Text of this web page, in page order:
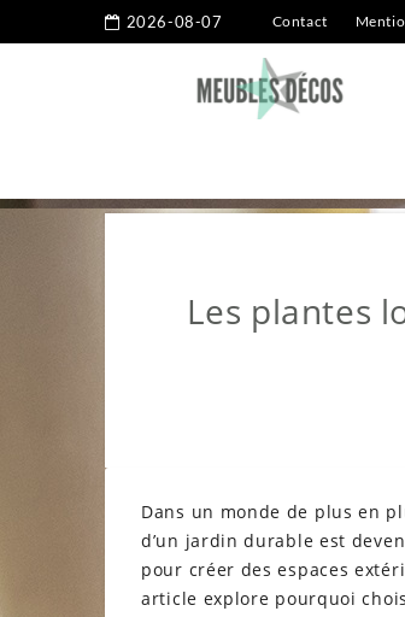
2026-08-07 Contact
Les plantes
Dans un monde de plus en
d’un jardin durable est
pour créer des espaces
article explore pourquoi